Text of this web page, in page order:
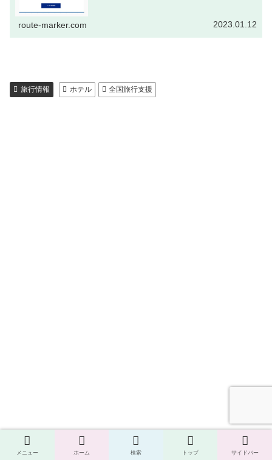
route-marker.com 2023.01.12
旅行情報 ホテル 全国旅行支援
メニュー ホーム 検索 トップ サイドバー